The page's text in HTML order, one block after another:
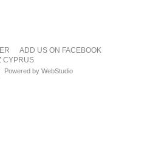
ADD US ON FACEBOOK
CYPRUS
Powered by WebStudio